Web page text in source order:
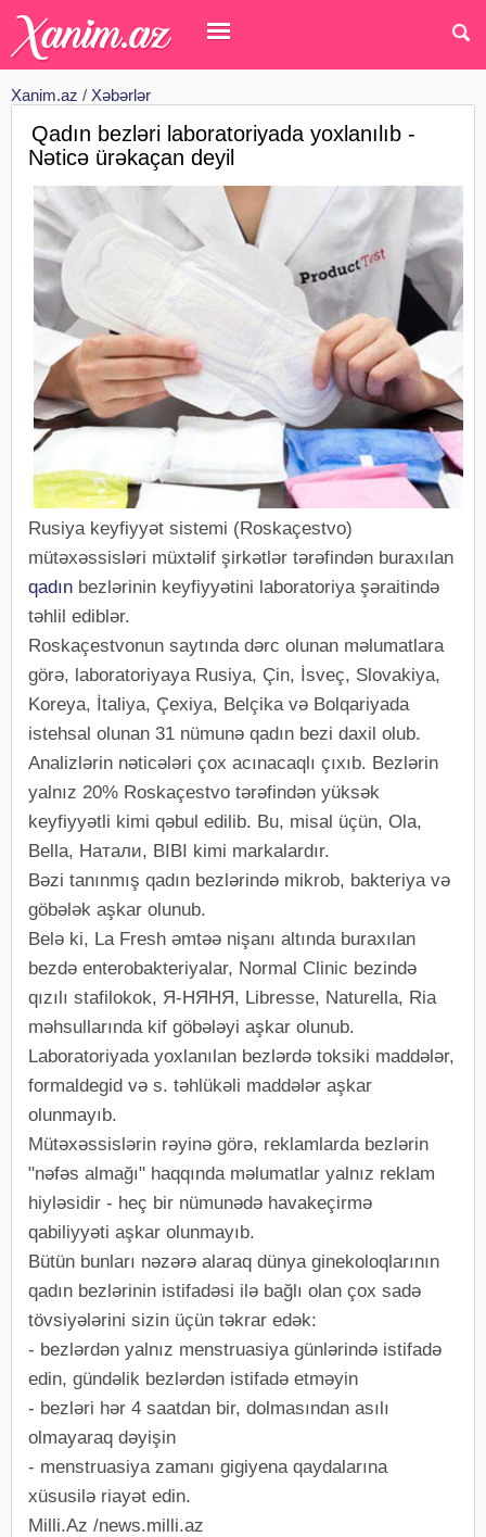
Xanim.az / Xəbərlər
Qadın bezləri laboratoriyada yoxlanılıb -
Nəticə ürəkaçan deyil
Rusiya keyfiyyət sistemi (Roskaçestvo)
mütəxəssisləri müxtəlif şirkətlər tərəfindən buraxılan
qadın bezlərinin keyfiyyətini laboratoriya şəraitində
təhlil ediblər.
Roskaçestvonun saytında dərc olunan məlumatlara
görə, laboratoriyaya Rusiya, Çin, İsveç, Slovakiya,
Koreya, İtaliya, Çexiya, Belçika və Bolqariyada
istehsal olunan 31 nümunə qadın bezi daxil olub.
Analizlərin nəticələri çox acınacaqlı çıxıb. Bezlərin
yalnız 20% Roskaçestvo tərəfindən yüksək
keyfiyyətli kimi qəbul edilib. Bu, misal üçün, Ola,
Bella, Натали, BIBI kimi markalardır.
Bəzi tanınmış qadın bezlərində mikrob, bakteriya və
göbələk aşkar olunub.
Belə ki, La Fresh əmtəə nişanı altında buraxılan
bezdə enterobakteriyalar, Normal Clinic bezində
qızılı stafilokok, Я-НЯНЯ, Libresse, Naturella, Ria
məhsullarında kif göbələyi aşkar olunub.
Laboratoriyada yoxlanılan bezlərdə toksiki maddələr,
formaldegid və s. təhlükəli maddələr aşkar
olunmayıb.
Mütəxəssislərin rəyinə görə, reklamlarda bezlərin
"nəfəs almağı" haqqında məlumatlar yalnız reklam
hiyləsidir - heç bir nümunədə havakeçirmə
qabiliyyəti aşkar olunmayıb.
Bütün bunları nəzərə alaraq dünya ginekoloqlarının
qadın bezlərinin istifadəsi ilə bağlı olan çox sadə
tövsiyələrini sizin üçün təkrar edək:
- bezlərdən yalnız menstruasiya günlərində istifadə
edin, gündəlik bezlərdən istifadə etməyin
- bezləri hər 4 saatdan bir, dolmasından asılı
olmayaraq dəyişin
- menstruasiya zamanı gigiyena qaydalarına
xüsusilə riayət edin.
Milli.Az /news.milli.az